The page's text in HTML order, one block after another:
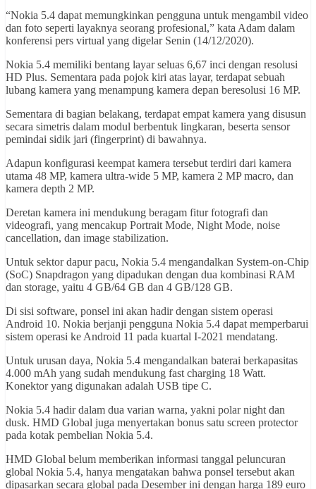
“Nokia 5.4 dapat memungkinkan pengguna untuk mengambil video
dan foto seperti layaknya seorang profesional,” kata Adam dalam
konferensi pers virtual yang digelar Senin (14/12/2020).
Nokia 5.4 memiliki bentang layar seluas 6,67 inci dengan resolusi
HD Plus. Sementara pada pojok kiri atas layar, terdapat sebuah
lubang kamera yang menampung kamera depan beresolusi 16 MP.
Sementara di bagian belakang, terdapat empat kamera yang disusun
secara simetris dalam modul berbentuk lingkaran, beserta sensor
pemindai sidik jari (fingerprint) di bawahnya.
Adapun konfigurasi keempat kamera tersebut terdiri dari kamera
utama 48 MP, kamera ultra-wide 5 MP, kamera 2 MP macro, dan
kamera depth 2 MP.
Deretan kamera ini mendukung beragam fitur fotografi dan
videografi, yang mencakup Portrait Mode, Night Mode, noise
cancellation, dan image stabilization.
Untuk sektor dapur pacu, Nokia 5.4 mengandalkan System-on-Chip
(SoC) Snapdragon yang dipadukan dengan dua kombinasi RAM
dan storage, yaitu 4 GB/64 GB dan 4 GB/128 GB.
Di sisi software, ponsel ini akan hadir dengan sistem operasi
Android 10. Nokia berjanji pengguna Nokia 5.4 dapat memperbarui
sistem operasi ke Android 11 pada kuartal I-2021 mendatang.
Untuk urusan daya, Nokia 5.4 mengandalkan baterai berkapasitas
4.000 mAh yang sudah mendukung fast charging 18 Watt.
Konektor yang digunakan adalah USB tipe C.
Nokia 5.4 hadir dalam dua varian warna, yakni polar night dan
dusk. HMD Global juga menyertakan bonus satu screen protector
pada kotak pembelian Nokia 5.4.
HMD Global belum memberikan informasi tanggal peluncuran
global Nokia 5.4, hanya mengatakan bahwa ponsel tersebut akan
dipasarkan secara global pada Desember ini dengan harga 189 euro